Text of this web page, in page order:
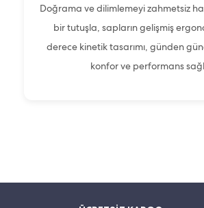
Doğrama ve dilimlemeyi zahmetsiz
bir tutuşla, sapların gelişmiş
derece kinetik tasarımı, günden
konfor ve performans